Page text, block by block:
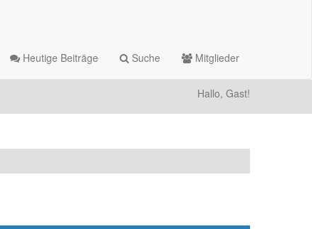
Heutige Beiträge Suche Mitglieder
Hallo, Gast!